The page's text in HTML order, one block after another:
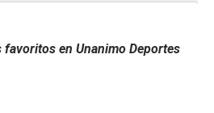
en Unanimo Deportes